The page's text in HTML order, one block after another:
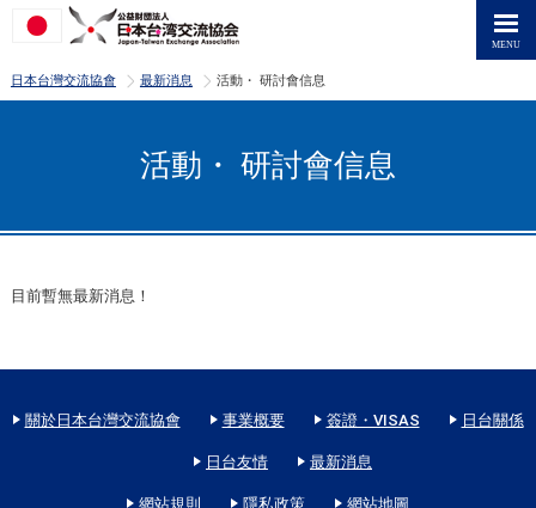
日本台灣交流協會 >
最新消息 >
活動・ 研討會信息
活動・ 研討會信息
目前暫無最新消息！
關於日本台灣交流協會 事業概要 簽證・VISAS 日台關係
日台友情 最新消息
網站規則 隱私政策 網站地圖